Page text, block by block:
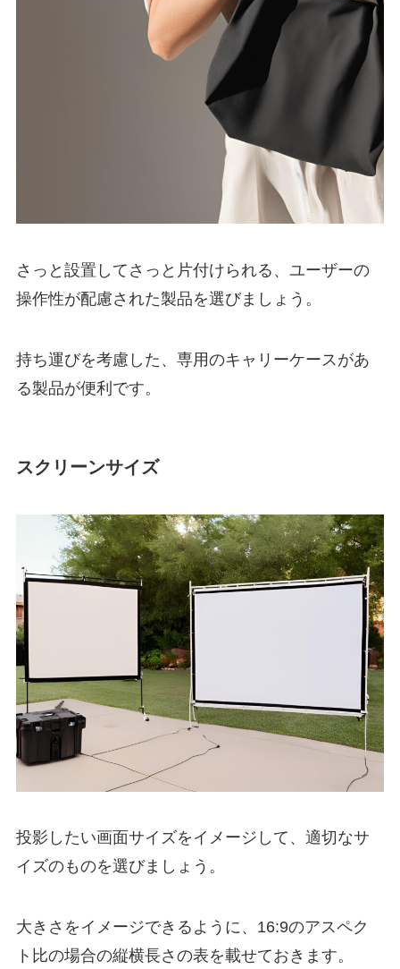
さっと設置してさっと片付けられる、ユーザーの
操作性が配慮された製品を選びましょう。
持ち運びを考慮した、専用のキャリーケースがあ
る製品が便利です。
スクリーンサイズ
投影したい画面サイズをイメージして、適切なサ
イズのものを選びましょう。
大きさをイメージできるように、16:9のアスペク
ト比の場合の縦横長さの表を載せておきます。